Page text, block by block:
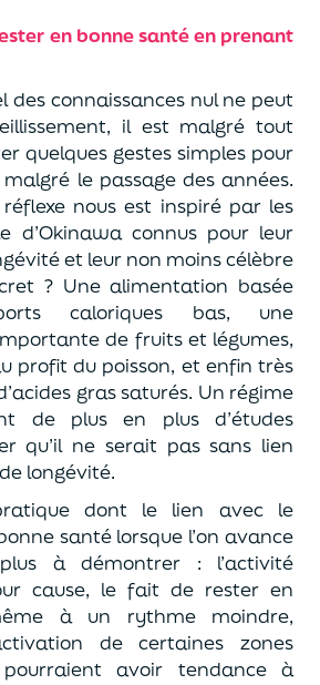
en bonne santé en prenant
des connaissances nul ne peut
il est malgré tout
quelques gestes simples pour
le passage des années.
nous est inspiré par les
d’Okinawa connus pour leur
et leur non moins célèbre
? Une alimentation basée
caloriques bas, une
de fruits et légumes,
profit du poisson, et enfin très
gras saturés. Un régime
de plus en plus d’études
qu’il ne serait pas sans lien
longévité.
dont le lien avec le
santé lorsque l’on avance
à démontrer : l’activité
cause, le fait de rester en
à un rythme moindre,
de certaines zones
avoir tendance à